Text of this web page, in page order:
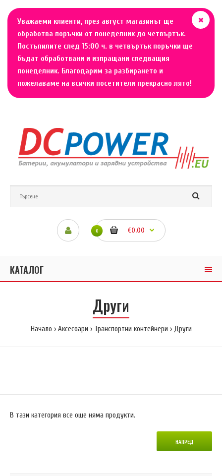
Уважаеми клиенти, през август магазинът ще
обработва поръчки от понеделник до четвъртък.
Постъпилите след 15:00 ч. в четвъртък поръчки ще
бъдат обработвани и изпращани следващия
понеделник. Благодарим за разбирането и
пожелаваме на всички посетители прекрасно лято!
0 €0.00
КАТАЛОГ
Други
Начало Аксесоари Транспортни контейнери Други
В тази категория все още няма продукти.
НАПРЕД